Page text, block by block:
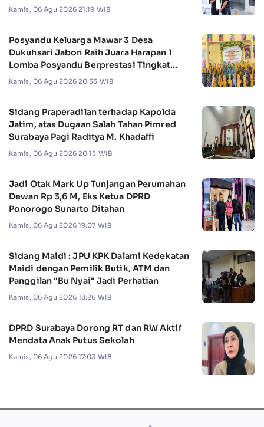
Kamis, 06 Agu 2026 21:19 WIB
Posyandu Keluarga Mawar 3 Desa
Dukuhsari Jabon Raih Juara Harapan 1
Lomba Posyandu Berprestasi Tingkat
Jawa Timur 2026
Kamis, 06 Agu 2026 20:33 WIB
Sidang Praperadilan terhadap Kapolda
Jatim, atas Dugaan Salah Tahan Pimred
Surabaya Pagi Raditya M. Khadaffi
Kamis, 06 Agu 2026 20:13 WIB
Jadi Otak Mark Up Tunjangan Perumahan
Dewan Rp 3,6 M, Eks Ketua DPRD
Ponorogo Sunarto Ditahan
Kamis, 06 Agu 2026 19:07 WIB
Sidang Maidi : JPU KPK Dalami Kedekatan
Maidi dengan Pemilik Butik, ATM dan
Panggilan "Bu Nyai" Jadi Perhatian
Kamis, 06 Agu 2026 18:26 WIB
DPRD Surabaya Dorong RT dan RW Aktif
Mendata Anak Putus Sekolah
Kamis, 06 Agu 2026 17:03 WIB